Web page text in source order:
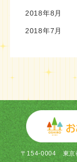
2018年8月
2018年7月
〒154-0004東京